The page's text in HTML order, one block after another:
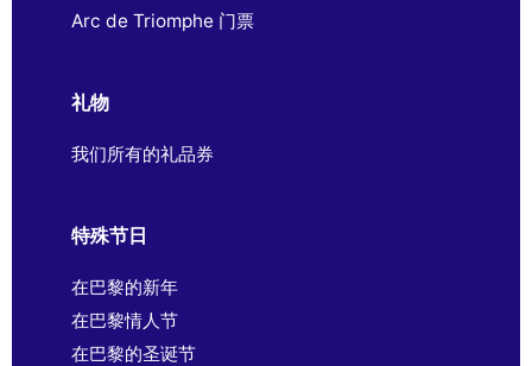
Arc de Triomphe 门票
礼物
我们所有的礼品券
特殊节日
在巴黎的新年
在巴黎情人节
在巴黎的圣诞节